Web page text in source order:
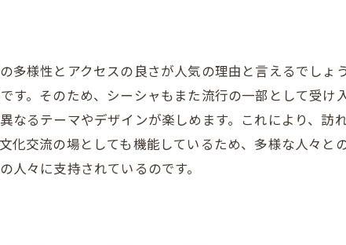
プライベート空間が楽しめる場所
異国情緒あふれるシーシャバー
フードメニューが豊富なシーシャカフェ
夜遅くまで営業しているシーシャスポット
多様性とアクセスの良さが人気の理由と言えるでしょ
す。そのため、シーシャもまた流行の一部として受け
なるテーマやデザインが楽しめます。これにより、訪
化交流の場としても機能しているため、多様な人々と
々に支持されているのです。